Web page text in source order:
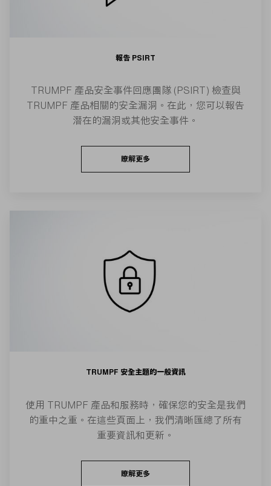
報告 PSIRT
TRUMPF 產品安全事件回應團隊 (PSIRT) 檢查與
TRUMPF 產品相關的安全漏洞。在此，您可以報告
潛在的漏洞或其他安全事件。
瞭解更多
TRUMPF 安全主題的一般資訊
使用 TRUMPF 產品和服務時，確保您的安全是我們
的重中之重。在這些頁面上，我們清晰匯總了所有
重要資訊和更新。
瞭解更多